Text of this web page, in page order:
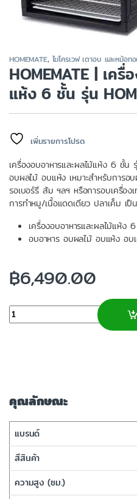
HOMEMATE, ไมโครเวฟ เตาอบ และหม้อท
HOMEMATE | เค
แห้ง 6 ชั้น รุ่น
เพิ่มรายการโปรด
เครื่องอบอาหารและผลไม้แห้ง 6 ชั้น
อบผลไม้ อบแห้ง เหมาะสำหรับการ
รอเบอร์รี ส้ม ฯลฯ หรือการอบเครื่อ
การทำหมู/เนื้อแดดเดียว ปลาเค็ม เป็
เครื่องอบอาหารและผลไม้แห้ง
อบอาหาร อบผลไม้ อบแห้ง อบ
฿6,490.00
จำนวน
คุณลักษณะ
แบรนด์
สีสินค้า
ความสูง (ซม.)